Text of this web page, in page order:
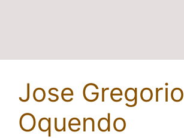
Jose Gregorio
Oquendo